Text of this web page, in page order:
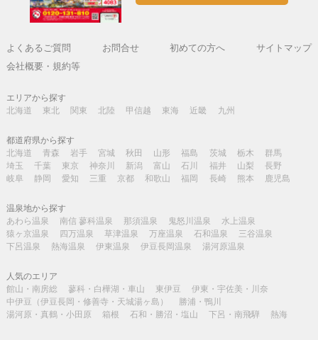
よくあるご質問 お問合せ 初めての方へ
サイトマップ
会社概要・規約等
エリアから探す
北海道
東北 関東 北陸 甲信越 東海 近畿 九州
都道府県から探す
北海道
青森 岩手 宮城 秋田 山形 福島 茨城 栃木
群馬
埼玉
千葉 東京 神奈川 新潟 富山 石川 福井 山梨
長野
岐阜
静岡 愛知 三重 京都 和歌山 福岡 長崎 熊本 鹿児島
温泉地から探す
あわら温泉
南信 蓼科温泉 那須温泉 鬼怒川温泉
水上温泉
猿ヶ京温泉
四万温泉 草津温泉 万座温泉 石和温泉
三谷温泉
下呂温泉
熱海温泉 伊東温泉 伊豆長岡温泉 湯河原温泉
人気のエリア
館山・南房総
蓼科・白樺湖・車山 東伊豆
伊東・宇佐美・川奈
中伊豆（伊豆長岡・修善寺・天城湯ヶ島）
勝浦・鴨川
湯河原・真鶴・小田原
箱根 石和・勝沼・塩山 下呂・南飛騨 熱海